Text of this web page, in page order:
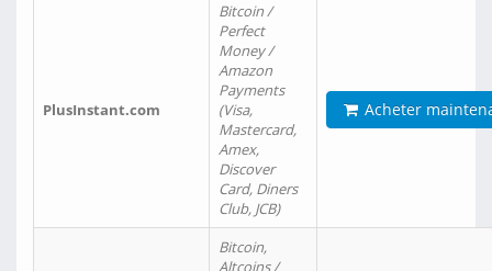
PlusInstant.com
Bitcoin /
Perfect
Money /
Amazon
Payments
(Visa,
Mastercard,
Amex,
Discover
Card, Diners
Club, JCB)
Acheter
Bitcoin,
Altcoins /